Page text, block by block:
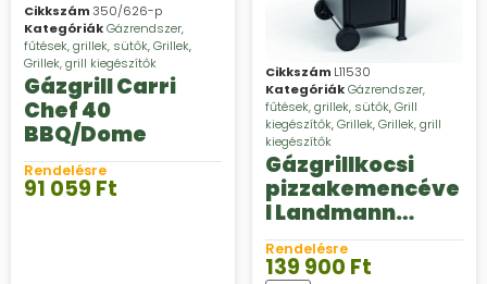
Cikkszám 350/626-p
KategóriákGázrendszer,
fűtések, grillek, sütők,Grillek,
Grillek, grill kiegészítők
Gázgrill Carri
Chef 40
BBQ/Dome
Rendelésre
91 059 Ft
Cikkszám L11530
KategóriákGázrendszer,
fűtések, grillek, sütők,Grill
kiegészítők,Grillek,Grillek, grill
kiegészítők
Gázgrillkocsi
pizzakemencéve
l Landmann
Caliano 2.0
Rendelésre
139 900 Ft